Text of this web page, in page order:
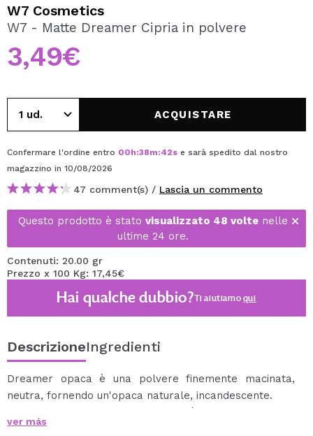
Creando un account su Maquibeauty.it potrai fare i tuoi
acquisti velocemente, controllare lo stato dei tuoi ordini e
consultare le tue operazioni precedenti.
CREARE UN ACCOUNT
W7 Cosmetics
W7 - Matte Dreamer Cipria in polvere
3,49€
ACQUISTARE
Confermare l'ordine entro 00h:38m:42s e sarà spedito dal nostro
magazzino in 10/08/2026
47 comment(s) / Lascia un commento
Questo prodotto è stato visualizzato 48 volte nelle
ultime 24 ore.
Contenuti: 20.00 gr
Prezzo x 100 Kg: 17,45€
Hai qualche dubbio?Ti aiutiamoqui
DescrizioneIngredienti
Dreamer opaca è una polvere finemente macinata,
neutra, fornendo un'opaca naturale, incandescente.
Contenenti silice, Matte Dreamer è il prodotto ideale
per la creazione di make-up e dando il vostro aspetto
ver más